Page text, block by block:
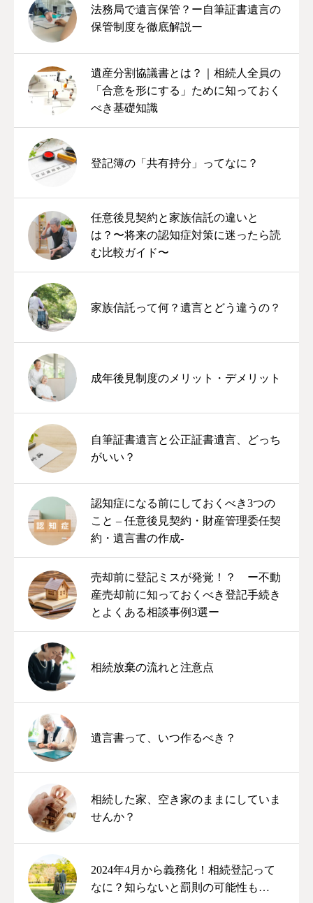
法務局で遺言保管？ー自筆証書遺言の
保管制度を徹底解説ー
遺産分割協議書とは？｜相続人全員の
「合意を形にする」ために知っておく
べき基礎知識
登記簿の「共有持分」ってなに？
任意後見契約と家族信託の違いと
は？〜将来の認知症対策に迷ったら読
む比較ガイド〜
家族信託って何？遺言とどう違うの？
成年後見制度のメリット・デメリット
自筆証書遺言と公正証書遺言、どっち
がいい？
認知症になる前にしておくべき3つの
こと – 任意後見契約・財産管理委任契
約・遺言書の作成-
売却前に登記ミスが発覚！？ ー不動
産売却前に知っておくべき登記手続き
とよくある相談事例3選ー
相続放棄の流れと注意点
遺言書って、いつ作るべき？
相続した家、空き家のままにしていま
せんか？
2024年4月から義務化！相続登記って
なに？知らないと罰則の可能性も…